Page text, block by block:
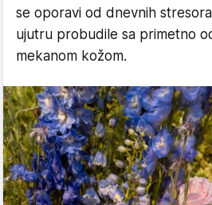
se oporavi od dnevnih
ujutru probudile sa primetno
mekanom kožom.